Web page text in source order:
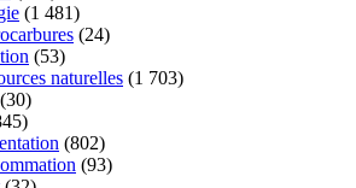
(1 481)
(24)
(53)
naturelles (1 703)
(30)
(802)
(93)